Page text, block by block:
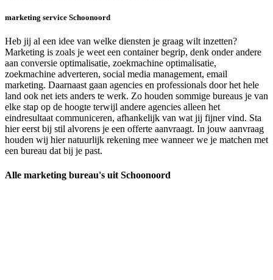
marketing service Schoonoord
Heb jij al een idee van welke diensten je graag wilt inzetten?
Marketing is zoals je weet een container begrip, denk onder andere
aan conversie optimalisatie, zoekmachine optimalisatie,
zoekmachine adverteren, social media management, email
marketing. Daarnaast gaan agencies en professionals door het hele
land ook net iets anders te werk. Zo houden sommige bureaus je van
elke stap op de hoogte terwijl andere agencies alleen het
eindresultaat communiceren, afhankelijk van wat jij fijner vind. Sta
hier eerst bij stil alvorens je een offerte aanvraagt. In jouw aanvraag
houden wij hier natuurlijk rekening mee wanneer we je matchen met
een bureau dat bij je past.
Alle marketing bureau's uit Schoonoord